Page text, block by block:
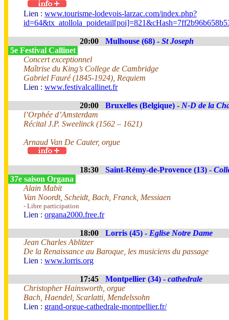
Lien : www.tourisme-lodevois-larzac.com/index.php?
20:00 Mulhouse (68) - St Joseph
5e Festival Callinet
Concert exceptionnel
Maîtrise du King’s College de Cambridge
Gabriel Fauré (1845-1924), Requiem
Lien : www.festivalcallinet.fr
20:00 Bruxelles (Belgique) - N-D de la
l’Orphée d’Amsterdam
Récital J.P. Sweelinck (1562 – 1621)
Arnaud Van De Cauter, orgue
18:30 Saint-Rémy-de-Provence (13) -
37e saison Organa
Alain Mabit
Van Noordt, Scheidt, Bach, Franck, Messiaen
- Libre participation
Lien : organa2000.free.fr
18:00 Lorris (45) - Eglise Notre Dame
Jean Charles Ablitzer
De la Renaissance au Baroque, les musiciens du passage
Lien : www.lorris.org
17:45 Montpellier (34) - cathedrale
Christopher Hainsworth, orgue
Bach, Haendel, Scarlatti, Mendelssohn
Lien : grand-orgue-cathedrale-montpellier.fr/